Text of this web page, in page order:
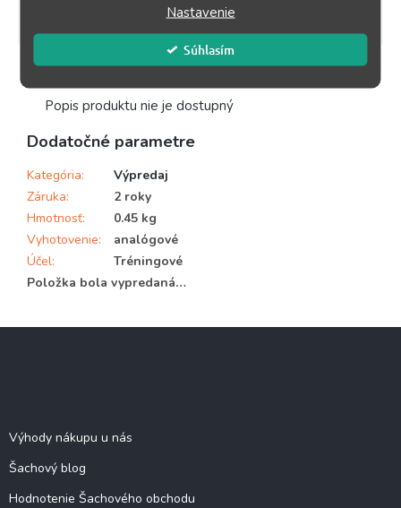
Nastavenie
Súhlasím
Podrobný popis
Popis produktu nie je dostupný
Dodatočné parametre
Kategória:
Výpredaj
Záruka:
2 roky
Hmotnosť:
0.45 kg
Vyhotovenie:
analógové
Účel:
Tréningové
Položka bola vypredaná…
Výhody nákupu u nás
Šachový blog
Hodnotenie Šachového obchodu